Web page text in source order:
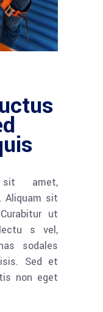
amet,
Aliquam sit
ut
s vel,
sodales
Sed et
non eget